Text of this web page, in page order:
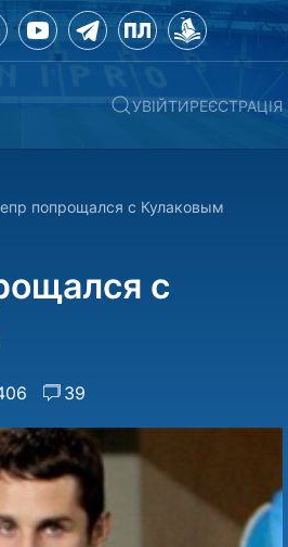
УВІЙТИРЕЄСТРАЦІЯ
попрощался с Кулаковым
с
39